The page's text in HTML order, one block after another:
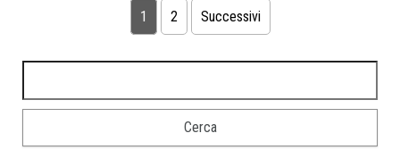
1 2 Successivi